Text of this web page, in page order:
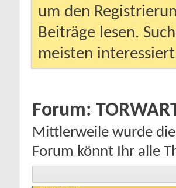
um den
Beiträge lesen.
meisten
Forum:
Mittlerweile wurde
Forum könnt Ihr alle